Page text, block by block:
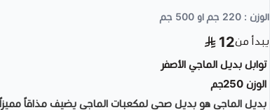
الوزن : 220 جم او 500 جم
يبدأ من12
توابل بديل الماجي الأصفر
الوزن 250جم
بديل الماجي هو بديل صحي لمكعبات الماجي يضيف مذاقاً